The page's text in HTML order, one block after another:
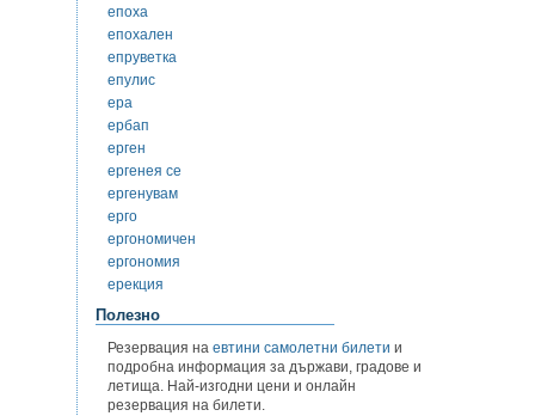
епоха
епохален
епруветка
епулис
ера
ербап
ерген
ергенея се
ергенувам
ерго
ергономичен
ергономия
ерекция
Полезно
Резервация на евтини самолетни билети и
подробна информация за държави, градове и
летища. Най-изгодни цени и онлайн
резервация на билети.